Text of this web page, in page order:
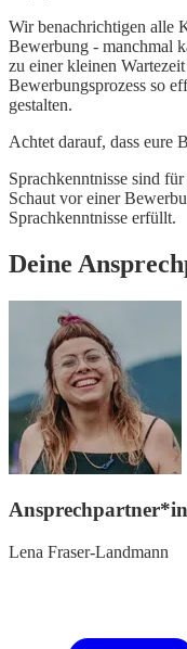
Wir benachrichtigen alle
Bewerbung - manchmal
zu einer kleinen
Bewerbungsprozess so
gestalten.
Achtet darauf, dass eure
Sprachkenntnisse sind
Schaut vor einer
Sprachkenntnisse erfüllt.
Deine
Ansprechpartner*in
Lena Fraser-Landmann